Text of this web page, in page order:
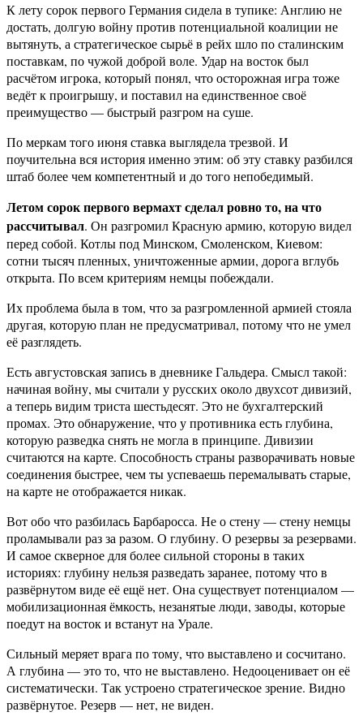
К лету сорок первого Германия сидела в тупике: Англию не
достать, долгую войну против потенциальной коалиции не
вытянуть, а стратегическое сырьё в рейх шло по сталинским
поставкам, по чужой доброй воле. Удар на восток был
расчётом игрока, который понял, что осторожная игра тоже
ведёт к проигрышу, и поставил на единственное своё
преимущество — быстрый разгром на суше.
По меркам того июня ставка выглядела трезвой. И
поучительна вся история именно этим: об эту ставку разбился
штаб более чем компетентный и до того непобедимый.
Летом сорок первого вермахт сделал ровно то, на что
рассчитывал. Он разгромил Красную армию, которую видел
перед собой. Котлы под Минском, Смоленском, Киевом:
сотни тысяч пленных, уничтоженные армии, дорога вглубь
открыта. По всем критериям немцы побеждали.
Их проблема была в том, что за разгромленной армией стояла
другая, которую план не предусматривал, потому что не умел
её разглядеть.
Есть августовская запись в дневнике Гальдера. Смысл такой:
начиная войну, мы считали у русских около двухсот дивизий,
а теперь видим триста шестьдесят. Это не бухгалтерский
промах. Это обнаружение, что у противника есть глубина,
которую разведка снять не могла в принципе. Дивизии
считаются на карте. Способность страны разворачивать новые
соединения быстрее, чем ты успеваешь перемалывать старые,
на карте не отображается никак.
Вот обо что разбилась Барбаросса. Не о стену — стену немцы
проламывали раз за разом. О глубину. О резервы за резервами.
И самое скверное для более сильной стороны в таких
историях: глубину нельзя разведать заранее, потому что в
развёрнутом виде её ещё нет. Она существует потенциалом —
мобилизационная ёмкость, незанятые люди, заводы, которые
поедут на восток и встанут на Урале.
Сильный меряет врага по тому, что выставлено и сосчитано.
А глубина — это то, что не выставлено. Недооценивает он её
систематически. Так устроено стратегическое зрение. Видно
развёрнутое. Резерв — нет, не виден.